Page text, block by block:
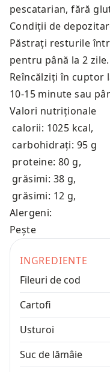
pescatarian, fără
Condiții de
Păstrați resturile
pentru până la 2 zile.
Reîncălziți în cuptor
10-15 minute sau
Valori nutriționale
calorii: 1025 kcal,
carbohidrați: 95 g
proteine: 80 g,
grăsimi: 38 g,
grăsimi: 12 g,
Alergeni:
Pește
INGREDIENTE
Fileuri de cod
Cartofi
Usturoi
Suc de lămâie